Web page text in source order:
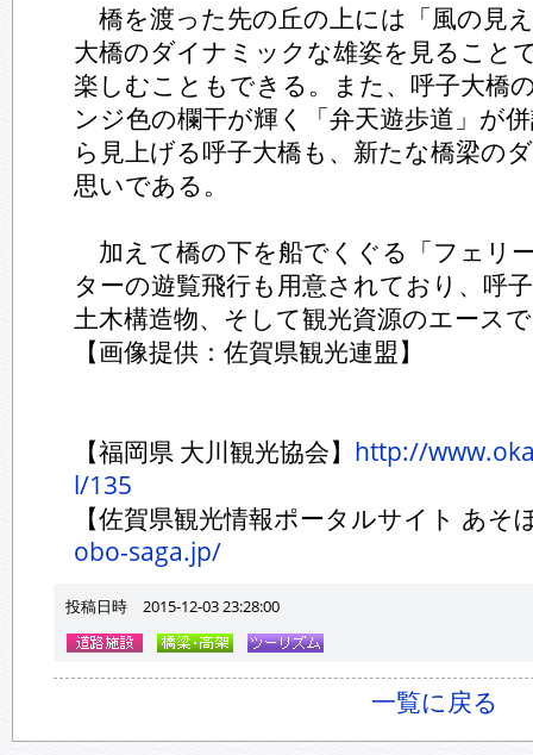
橋を渡った先の丘の上には「風の見
大橋のダイナミックな雄姿を見ること
楽しむこともできる。また、呼子大橋
ンジ色の欄干が輝く「弁天遊歩道」が
ら見上げる呼子大橋も、新たな橋梁の
思いである。
加えて橋の下を船でくぐる「フェリ
ターの遊覧飛行も用意されており、呼
土木構造物、そして観光資源のエース
【画像提供：佐賀県観光連盟】
【福岡県 大川観光協会】 http://
l/135
【佐賀県観光情報ポータルサイト あそ
obo-saga.jp/
投稿日時 2015-12-03 23:28:00
一覧に戻る